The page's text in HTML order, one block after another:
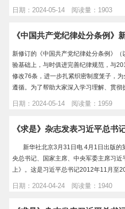
日期：2024-05-14 阅读量：1903
《中国共产党纪律处分条例》
新修订的《中国共产党纪律处分条例》
验基础上，与时俱进完善纪律规范，与
修改76条，进一步扎紧织密制度笼子，
遵循。为了帮助大家深入学习理解、贯彻
日期：2024-05-14 阅读量：1959
新华社北京3月31日电 4月1日出版的
央总书记、国家主席、中央军委主席习
上》。这是习近平总书记2012年11月至
日期：2024-04-24 阅读量：1940